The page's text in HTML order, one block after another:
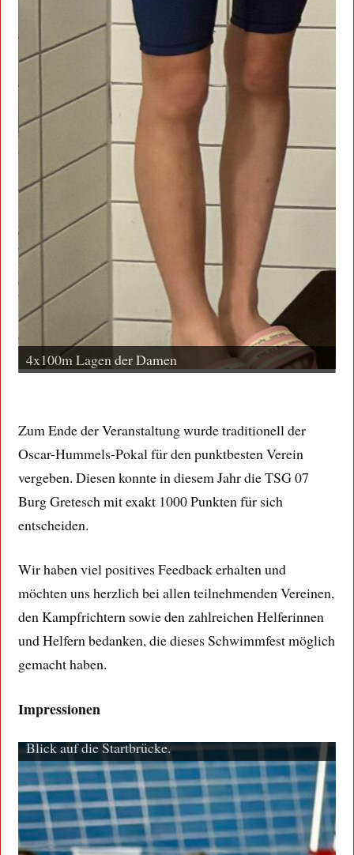
4x100m Lagen der Herren
Zum Ende der Veranstaltung wurde traditionell der
Oscar-Hummels-Pokal für den punktbesten Verein
vergeben. Diesen konnte in diesem Jahr die TSG 07
Burg Gretesch mit exakt 1000 Punkten für sich
entscheiden.
Wir haben viel positives Feedback erhalten und
möchten uns herzlich bei allen teilnehmenden Vereinen,
den Kampfrichtern sowie den zahlreichen Helferinnen
und Helfern bedanken, die dieses Schwimmfest möglich
gemacht haben.
Impressionen
*Pfiff*